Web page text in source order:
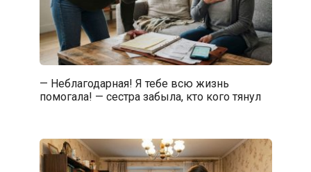
— Неблагодарная! Я тебе всю жизнь
помогала! — сестра забыла, кто кого тянул